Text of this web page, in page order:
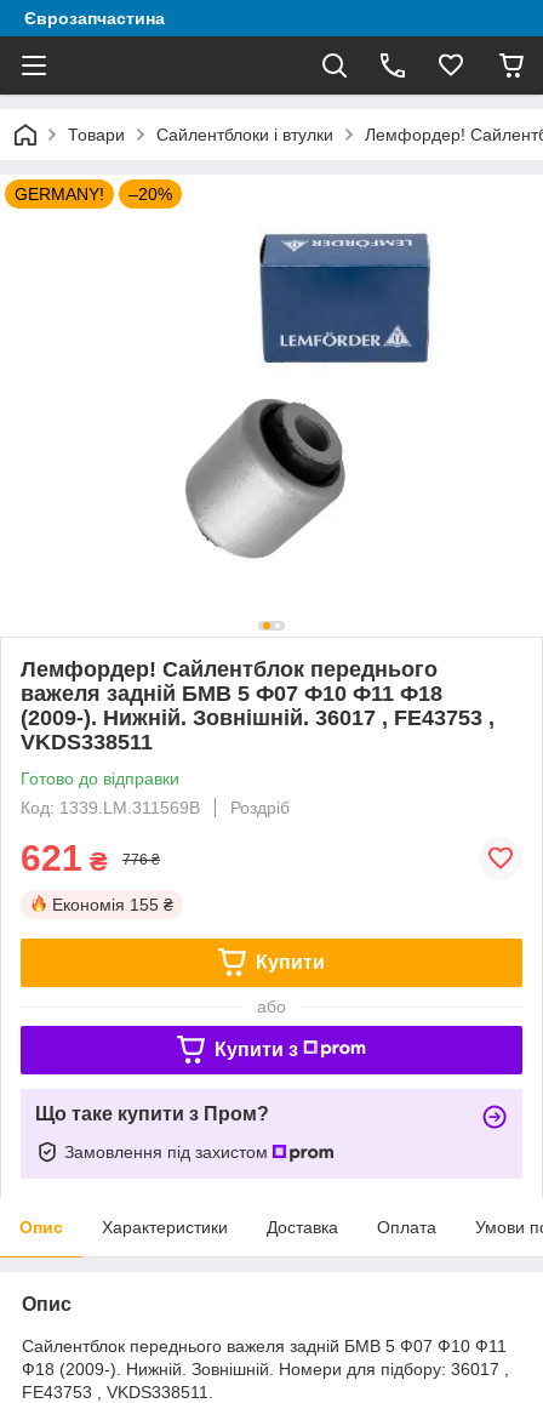
Єврозапчастина
Товари Сайлентблоки і втулки Лемфордер!
GERMANY! –20%
Лемфордер! Сайлентблок переднього
важеля задній БМВ 5 Ф07 Ф10 Ф11 Ф18
(2009-). Нижній. Зовнішній. 36017 , FE43753 ,
VKDS338511
Готово до відправки
Код: 1339.LM.311569B
Роздріб
621 ₴ 776 ₴
Економія 155 ₴
Купити
або
Купити з
Що таке купити з Пром?
Замовлення під захистом
Опис Характеристики Доставка Оплата Умови
Опис
Сайлентблок переднього важеля задній БМВ 5 Ф07 Ф10 Ф11
Ф18 (2009-). Нижній. Зовнішній. Номери для підбору: 36017 ,
FE43753 , VKDS338511.